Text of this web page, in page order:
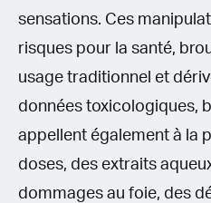
sensations. Ces
risques pour la santé,
usage traditionnel et
données toxicologiques,
appellent également à la
doses, des extraits
dommages au foie, des